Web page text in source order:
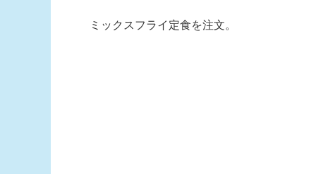
ミックスフライ定食を注文。